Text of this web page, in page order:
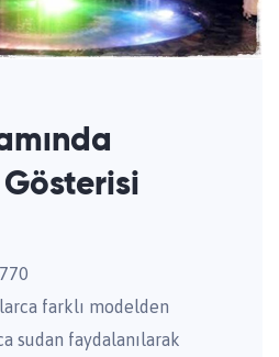
Gösterisi
farklı modelden
sudan faydalanılarak